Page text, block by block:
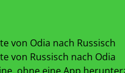
von Odia nach Russisch
von Russisch nach Odia